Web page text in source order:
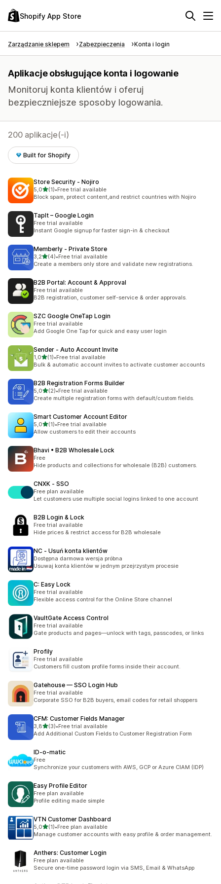
Shopify App Store
Zarządzanie sklepem Zabezpieczenia Konta i login
Aplikacje obsługujące konta i logowanie
Monitoruj konta klientów i oferuj
bezpieczniejsze sposoby logowania.
200 aplikacje(-i)
Built for Shopify
Store Security ‑ Nojiro
5,0na 5 gwiazdek
(1)
Łączna liczba recenzji: 1
•Free trial available
Block spam, protect content,and restrict countries with Nojiro
TapIt – Google Login
Free trial available
Instant Google signup for faster sign-in & checkout
Memberly ‑ Private Store
3,2na 5 gwiazdek
(4)
Łączna liczba recenzji: 4
•Free trial available
Create a members only store and validate new registrations.
B2B Portal: Account & Approval
Free trial available
B2B registration, customer self-service & order approvals.
SZC Google OneTap Login
Free trial available
Add Google One Tap for quick and easy user login
Sender ‑ Auto Account Invite
1,0na 5 gwiazdek
(1)
Łączna liczba recenzji: 1
•Free trial available
Bulk & automatic account invites to activate customer accounts
B2B Registration Forms Builder
5,0na 5 gwiazdek
(2)
Łączna liczba recenzji: 2
•Free trial available
Create multiple registration forms with default/custom fields.
Smart Customer Account Editor
5,0na 5 gwiazdek
(1)
Łączna liczba recenzji: 1
•Free trial available
Allow customers to edit their accounts
Bhavi • B2B Wholesale Lock
Free
Hide products and collections for wholesale (B2B) customers.
CNXK ‑ SSO
Free plan available
Let customers use multiple social logins linked to one account
B2B Login & Lock
Free trial available
Hide prices & restrict access for B2B wholesale
NC ‑ Usuń konta klientów
Dostępna darmowa wersja próbna
Usuwaj konta klientów w jednym przejrzystym procesie
C: Easy Lock
Free trial available
Flexible access control for the Online Store channel
VaultGate Access Control
Free trial available
Gate products and pages—unlock with tags, passcodes, or links
Profily
Free trial available
Customers fill custom profile forms inside their account.
Gatehouse — SSO Login Hub
Free trial available
Corporate SSO for B2B buyers, email codes for retail shoppers
CFM: Customer Fields Manager
3,8na 5 gwiazdek
(3)
Łączna liczba recenzji: 3
•Free trial available
Add Additional Custom Fields to Customer Registration Form
ID‑o‑matic
Free
Synchronize your customers with AWS, GCP or Azure CIAM (IDP)
Easy Profile Editor
Free plan available
Profile editing made simple
VTN Customer Dashboard
5,0na 5 gwiazdek
(1)
Łączna liczba recenzji: 1
•Free plan available
Manage customer accounts with easy profile & order management.
Anthers: Customer Login
Free plan available
Secure one-time password login via SMS, Email & WhatsApp